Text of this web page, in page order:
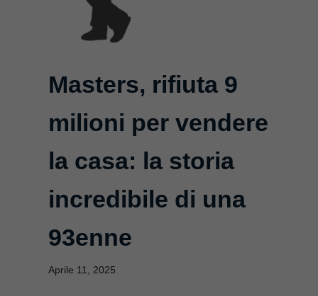
Masters, rifiuta 9
milioni per vendere
la casa: la storia
incredibile di una
93enne
Aprile 11, 2025